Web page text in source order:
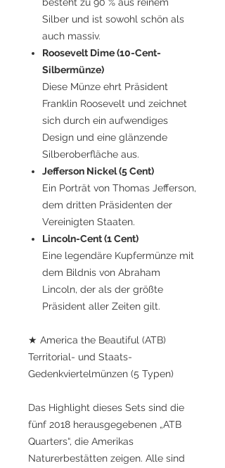
Silber und ist sowohl schön als
auch massiv.
Roosevelt Dime (10-Cent-
Silbermünze)
Diese Münze ehrt Präsident
Franklin Roosevelt und zeichnet
sich durch ein aufwendiges
Design und eine glänzende
Silberoberfläche aus.
Jefferson Nickel (5 Cent)
Ein Porträt von Thomas Jefferson,
dem dritten Präsidenten der
Vereinigten Staaten.
Lincoln-Cent (1 Cent)
Eine legendäre Kupfermünze mit
dem Bildnis von Abraham
Lincoln, der als der größte
Präsident aller Zeiten gilt.
★ America the Beautiful (ATB)
Territorial- und Staats-
Gedenkviertelmünzen (5 Typen)
Das Highlight dieses Sets sind die
fünf 2018 herausgegebenen „ATB
Quarters“, die Amerikas
Naturerbestätten zeigen. Alle sind